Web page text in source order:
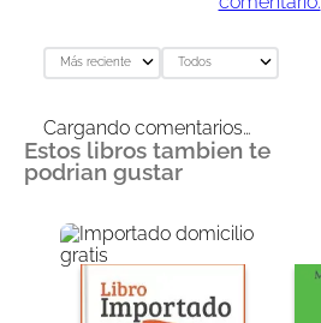
Más reciente Todos
Cargando comentarios…
Estos libros tambien te
podrian gustar